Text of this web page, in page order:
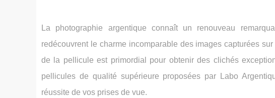
La photographie argentique connaît un renouveau
redécouvrent le charme incomparable des images capturées
de la pellicule est primordial pour obtenir des clichés
pellicules de qualité supérieure proposées par Labo
réussite de vos prises de vue.